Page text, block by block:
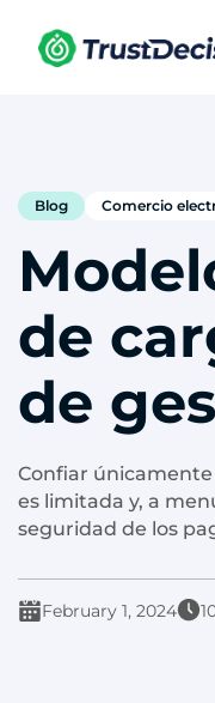
Blog Comercio
de
de
Confiar
es limitada y, a
seguridad de los
February 1, 2024